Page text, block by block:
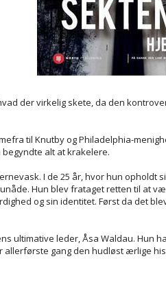
der virkelig skete, da den
til Knutby og Philadelphia-
alt at krakelere.
I de 25 år, hvor hun opholdt
Hun blev frataget retten til at
og sin identitet. Først da det
ultimative leder, Åsa Waldau. Hun
gang den hudløst ærlige